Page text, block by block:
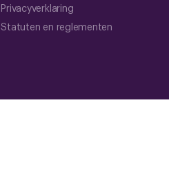
Privacyverklaring
Statuten en reglementen